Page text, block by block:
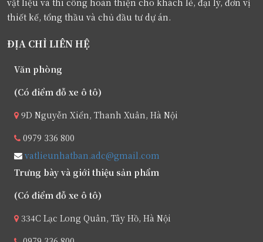
vật liệu và thi công hoàn thiện cho khách lẻ, đại lý, đơn vị
thiết kế, tổng thầu và chủ đầu tư dự án.
ĐỊA CHỈ LIÊN HỆ
Văn phòng
(Có điểm đỗ xe ô tô)
9D Nguyễn Xiển, Thanh Xuân, Hà Nội
0979 336 800
vatlieunhatban.adc@gmail.com
Trưng bày và giới thiệu sản phẩm
(Có điểm đỗ xe ô tô)
334C Lạc Long Quân, Tây Hồ, Hà Nội